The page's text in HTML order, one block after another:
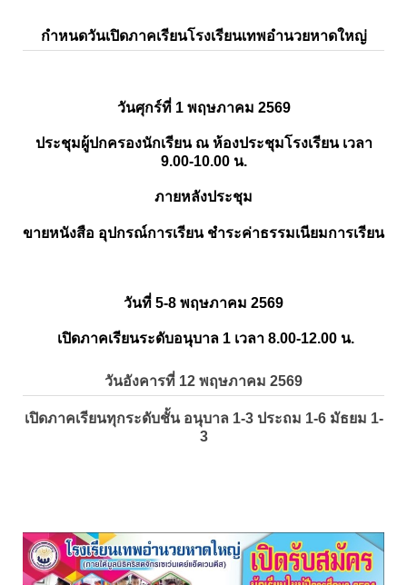
กำหนดวันเปิดภาคเรียนโรงเรียนเทพอำนวยหาดใหญ่
วันศุกร์ที่ 1 พฤษภาคม 2569
ประชุมผู้ปกครองนักเรียน ณ ห้องประชุมโรงเรียน เวลา
9.00-10.00 น.
ภายหลังประชุม
ขายหนังสือ อุปกรณ์การเรียน ชำระค่าธรรมเนียมการเรียน
วันที่ 5-8 พฤษภาคม 2569
เปิดภาคเรียนระดับอนุบาล 1 เวลา 8.00-12.00 น.
วันอังคารที่ 12 พฤษภาคม 2569
เปิดภาคเรียนทุกระดับชั้น อนุบาล 1-3 ประถม 1-6 มัธยม 1-
3